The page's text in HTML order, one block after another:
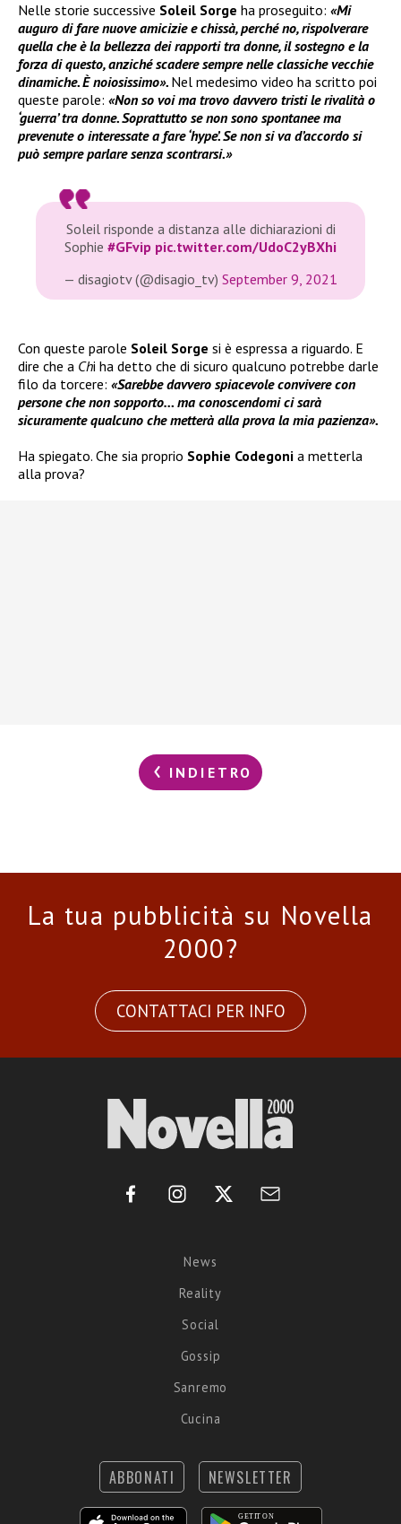
Nelle storie successive Soleil Sorge ha proseguito: «Mi
auguro di fare nuove amicizie e chissà, perché no, rispolverare
quella che è la bellezza dei rapporti tra donne, il sostegno e la
forza di questo, anziché scadere sempre nelle classiche vecchie
dinamiche. È noiosissimo». Nel medesimo video ha scritto poi
queste parole: «Non so voi ma trovo davvero tristi le rivalità o
‘guerra’ tra donne. Soprattutto se non sono spontanee ma
prevenute o interessate a fare ‘hype’. Se non si va d’accordo si
può sempre parlare senza scontrarsi.»
Soleil risponde a distanza alle dichiarazioni di
Sophie #GFvip pic.twitter.com/UdoC2yBXhi
— disagiotv (@disagio_tv) September 9, 2021
Con queste parole Soleil Sorge si è espressa a riguardo. E
dire che a Chi ha detto che di sicuro qualcuno potrebbe darle
filo da torcere: «Sarebbe davvero spiacevole convivere con
persone che non sopporto… ma conoscendomi ci sarà
sicuramente qualcuno che metterà alla prova la mia pazienza».
Ha spiegato. Che sia proprio Sophie Codegoni a metterla
alla prova?
INDIETRO
La tua pubblicità su Novella
2000?
CONTATTACI PER INFO
News
Reality
Social
Gossip
Sanremo
Cucina
ABBONATI NEWSLETTER